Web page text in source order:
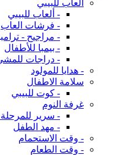
ألعاب للبيبي
- ألعاب للبيبي
- فرشات العاب
- مراجيح -
- بيمبا للأطفال
- دراجات
- هدايا للمولود
سلامة الاطفال
- كوت للبيبي
غرفة النوم
- سرير للمرحلة
- مهد الطفل
- وقت الاستحمام
- وقت الطعام